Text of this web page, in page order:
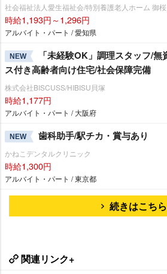
社会福祉法人愛生福祉会/特別養護老人ホーム 御
時給1,193円～1,296円
アルバイト・パート / 愛知県
NEW
「未経験OK」調理スタッフ/
ス付き高齢者向け住宅/社会保障完備
株式会社BISCUSS/HIBISU貝塚
時給1,177円
アルバイト・パート / 大阪府
NEW 歯科助手/駅チカ・賞与あり
かねこデンタルクリニック
時給1,300円
アルバイト・パート / 東京都
続きはこちら
関連リンク+